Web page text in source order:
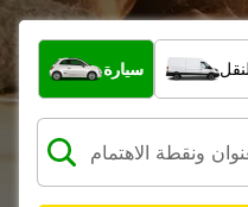
ما نوع المركبة؟
سيارة